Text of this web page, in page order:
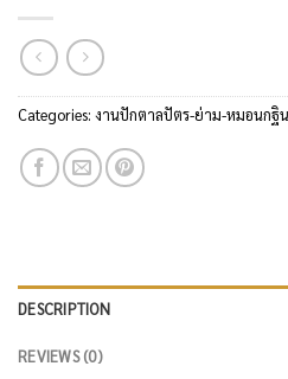
Categories: งานปักตาลปัตร-ย่าม-หมอนกฐิ
DESCRIPTION
REVIEWS (0)